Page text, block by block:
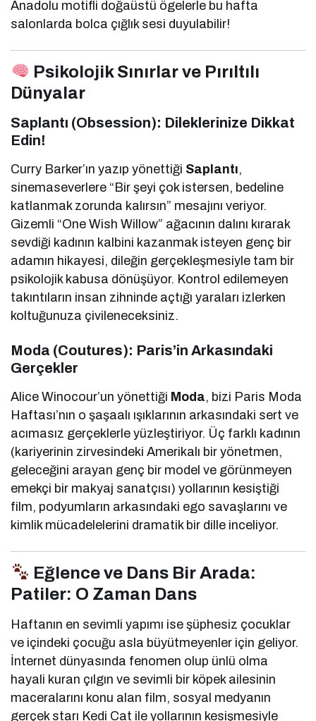
Anadolu motifli doğaüstü ögelerle bu hafta
salonlarda bolca çığlık sesi duyulabilir!
Psikolojik Sınırlar ve Pırıltılı
Dünyalar
Saplantı (Obsession): Dileklerinize Dikkat
Edin!
Curry Barker’ın yazıp yönettiği Saplantı,
sinemaseverlere “Bir şeyi çok istersen, bedeline
katlanmak zorunda kalırsın” mesajını veriyor.
Gizemli “One Wish Willow” ağacının dalını kırarak
sevdiği kadının kalbini kazanmak isteyen genç bir
adamın hikayesi, dileğin gerçekleşmesiyle tam bir
psikolojik kabusa dönüşüyor. Kontrol edilemeyen
takıntıların insan zihninde açtığı yaraları izlerken
koltuğunuza çivileneceksiniz.
Moda (Coutures): Paris’in Arkasındaki
Gerçekler
Alice Winocour’un yönettiği Moda, bizi Paris Moda
Haftası’nın o şaşaalı ışıklarının arkasındaki sert ve
acımasız gerçeklerle yüzleştiriyor. Üç farklı kadının
(kariyerinin zirvesindeki Amerikalı bir yönetmen,
geleceğini arayan genç bir model ve görünmeyen
emekçi bir makyaj sanatçısı) yollarının kesiştiği
film, podyumların arkasındaki ego savaşlarını ve
kimlik mücadelelerini dramatik bir dille inceliyor.
Eğlence ve Dans Bir Arada:
Patiler: O Zaman Dans
Haftanın en sevimli yapımı ise şüphesiz çocuklar
ve içindeki çocuğu asla büyütmeyenler için geliyor.
İnternet dünyasında fenomen olup ünlü olma
hayali kuran çılgın ve sevimli bir köpek ailesinin
maceralarını konu alan film, sosyal medyanın
gerçek starı Kedi Cat ile yollarının kesişmesiyle